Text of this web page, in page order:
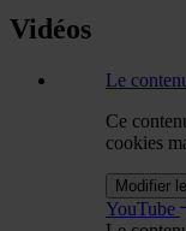
Vidéos
Le
Ce
cookies
Modifier
YouTube